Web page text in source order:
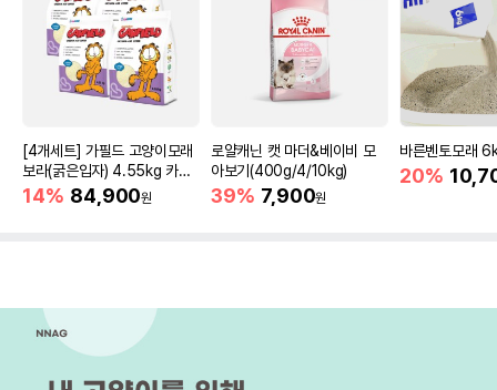
[4개세트] 가필드 고양이모래
보라(굵은입자) 4.55kg 카사
바모래
14% 84,900원
로얄캐닌 캣 마더&베이비 모
아보기(400g/4/10kg)
39% 7,900원
바른벤토모래
20%